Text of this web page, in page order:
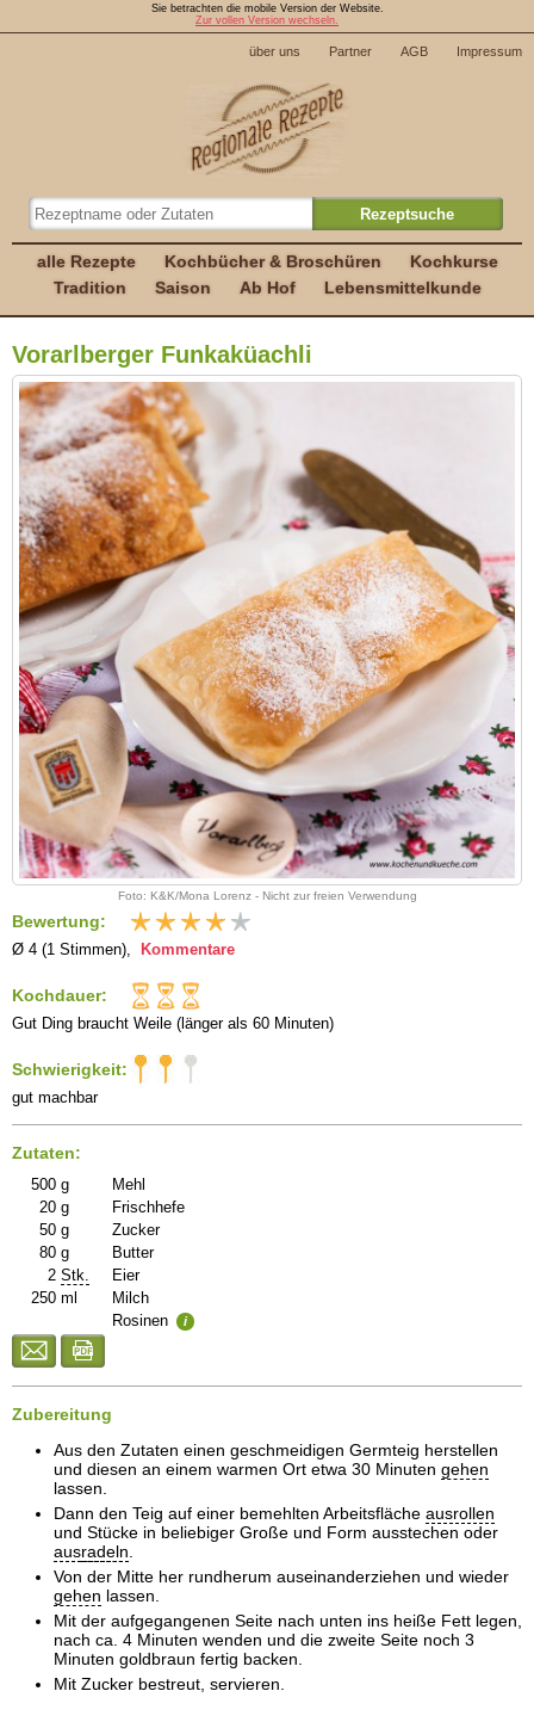
Sie betrachten die mobile Version der Website.
Zur vollen Version wechseln.
über uns Partner AGB Impressum
alle Rezepte Kochbücher & Broschüren
Kochkurse
Tradition
Saison Ab Hof Lebensmittelkunde
Vorarlberger Funkaküachli
Foto: K&K/Mona Lorenz - Nicht zur freien Verwendung
Bewertung:
Ø 4 (1 Stimmen), Kommentare
Kochdauer:
Gut Ding braucht Weile (länger als 60 Minuten)
Schwierigkeit:
gut machbar
Zutaten:
500 g
Mehl
20 g
Frischhefe
50 g
Zucker
80 g
Butter
2 Stk.
Eier
250 ml
Milch
Rosinen
i
Zubereitung
Aus den Zutaten einen geschmeidigen Germteig herstellen
und diesen an einem warmen Ort etwa 30 Minuten gehen
lassen.
Dann den Teig auf einer bemehlten Arbeitsfläche ausrollen
und Stücke in beliebiger Große und Form ausstechen oder
ausradeln
Von der Mitte her rundherum auseinanderziehen und wieder
gehen lassen.
Mit der aufgegangenen Seite nach unten ins heiße Fett legen,
nach ca. 4 Minuten wenden und die zweite Seite noch 3
Minuten goldbraun fertig backen.
Mit Zucker bestreut, servieren.